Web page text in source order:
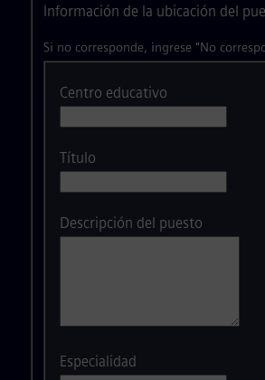
Información de la ubicación del
Si no corresponde, ingrese "No
Centro educativo
Título
Descripción del puesto
Especialidad